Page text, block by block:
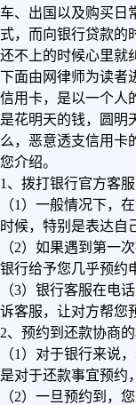
车、出国以及购买日
式，而向银行贷款的
还不上的时候心里就
下面由网律师为读者
信用卡，是以一个人
是花明天的钱，圆明
么，恶意透支信用卡
您介绍。
1、拨打银行官方客
（1）一般情况下，
时候，特别是表达自
（2）如果遇到第一
银行给予您几乎预约
（3）银行客服在电
诉客服，让对方帮您
2、预约到还款协商
（1）对于银行来说
是对于还款事宜预约
（2）一旦预约到，